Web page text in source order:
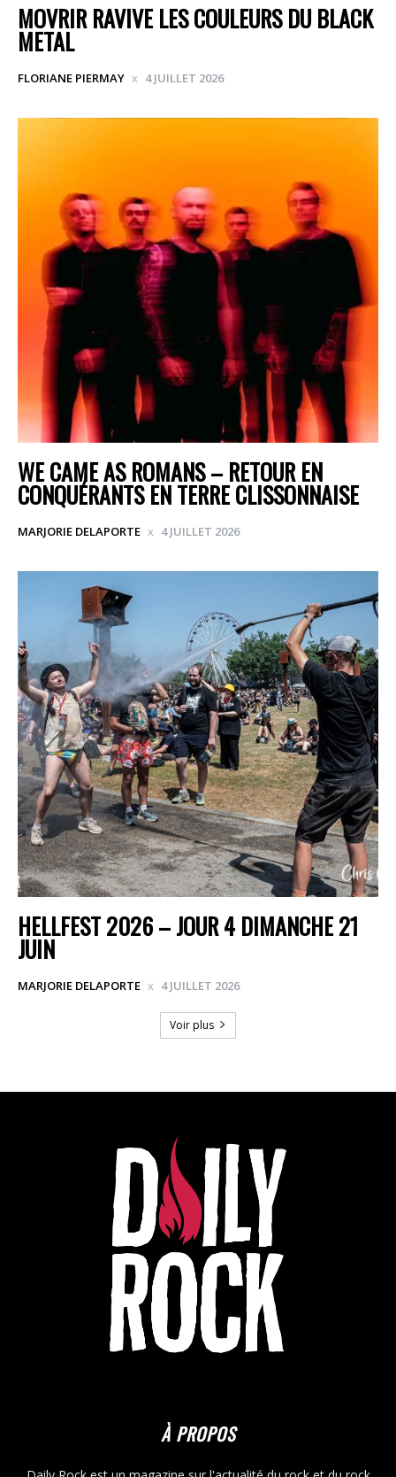
MOVRIR RAVIVE LES COULEURS DU BLACK
METAL
FLORIANE PIERMAY 4 JUILLET 2026
WE CAME AS ROMANS – RETOUR EN
CONQUÉRANTS EN TERRE CLISSONNAISE
MARJORIE DELAPORTE 4 JUILLET 2026
HELLFEST 2026 – JOUR 4 DIMANCHE 21
JUIN
MARJORIE DELAPORTE 4 JUILLET 2026
Voir plus
À PROPOS